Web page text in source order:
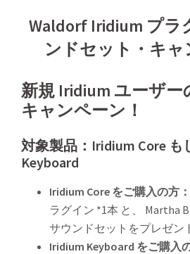
Waldorf Iridium プラ
ンドセット・キャ
新規 Iridium ユーザー
キャンペーン！
対象製品： Iridium Core
Keyboard
Iridium Core をご購入の方：
ラグイン *1本 と、 Martha
サウンドセットをプレゼン
Iridium Keyboard をご購入